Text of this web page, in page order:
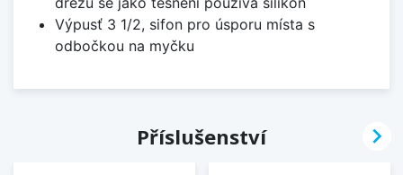
Výpusť 3 1/2, sifon pro úsporu místa s
odbočkou na myčku
Příslušenství 